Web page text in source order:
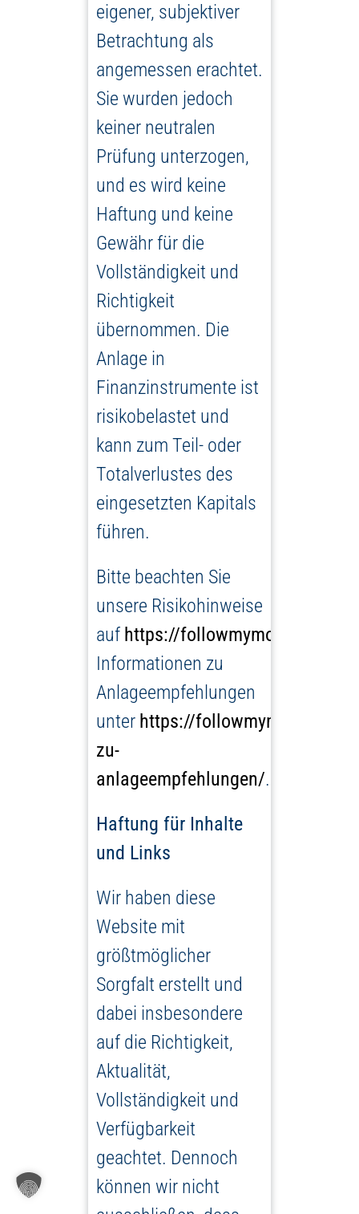
eigener, subjektiver
Betrachtung als
angemessen erachtet.
Sie wurden jedoch
keiner neutralen
Prüfung unterzogen,
und es wird keine
Haftung und keine
Gewähr für die
Vollständigkeit und
Richtigkeit
übernommen. Die
Anlage in
Finanzinstrumente ist
risikobelastet und
kann zum Teil- oder
Totalverlustes des
eingesetzten Kapitals
führen.
Bitte beachten Sie
unsere Risikohinweise
auf https://followmymoney.de/
Informationen zu
Anlageempfehlungen
unter https://followmymoney.de/
zu-
anlageempfehlungen/.
Haftung für Inhalte
und Links
Wir haben diese
Website mit
größtmöglicher
Sorgfalt erstellt und
dabei insbesondere
auf die Richtigkeit,
Aktualität,
Vollständigkeit und
Verfügbarkeit
geachtet. Dennoch
können wir nicht